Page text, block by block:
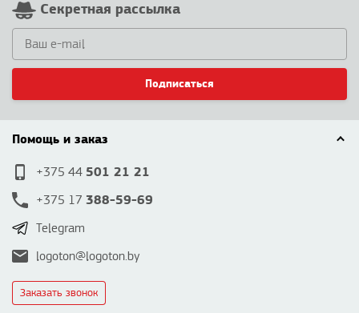
Секретная рассылка
Подписаться
Помощь и заказ
+375 44 501 21 21
+375 17 388-59-69
Telegram
logoton@logoton.by
Заказать звонок